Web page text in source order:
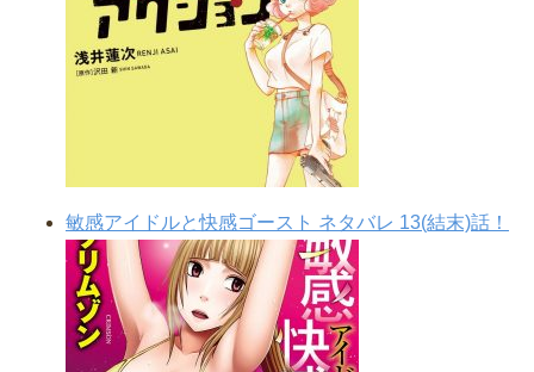
敏感アイドルと快感ゴースト ネタバレ 13(結末)話！